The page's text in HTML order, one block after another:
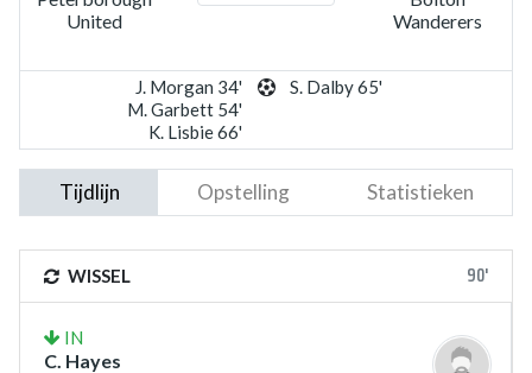
United
Wanderers
J. Morgan 34'
M. Garbett 54'
K. Lisbie 66'
S. Dalby 65'
Tijdlijn Opstelling Statistieken
WISSEL 90'
IN
C. Hayes